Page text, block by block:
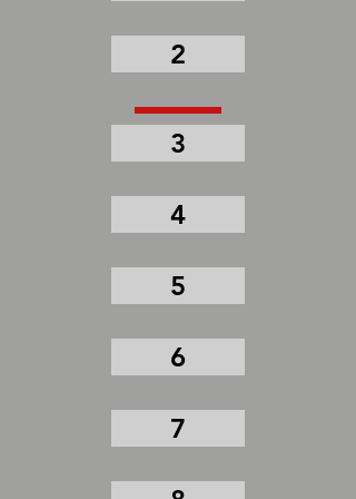
2
3
4
5
6
7